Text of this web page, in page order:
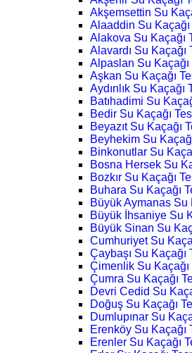
Akşemsettin Su
Alaaddin Su Kaçağı
Alakova Su Kaçağı
Alavardı Su Kaçağı
Alpaslan Su Kaçağı
Aşkan Su Kaçağı
Aydınlık Su Kaçağı
Batıhadimi Su
Bedir Su Kaçağı
Beyazıt Su Kaçağı
Beyhekim Su
Binkonutlar Su
Bosna Hersek Su
Bozkır Su Kaçağı
Buhara Su Kaçağı
Büyük Aymanas Su
Büyük İhsaniye Su
Büyük Sinan Su
Cumhuriyet Su
Çaybaşı Su Kaçağı
Çimenlik Su Kaçağı
Çumra Su Kaçağı
Devri Cedid Su
Doğuş Su Kaçağı
Dumlupınar Su
Erenköy Su Kaçağı
Erenler Su Kaçağı